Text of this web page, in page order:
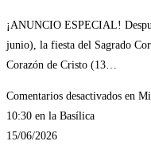
¡ANUNCIO ESPECIAL!
junio), la fiesta del Sagrado
Corazón de Cristo (13…
Comentarios desactivados en
10:30 en la Basílica
15/06/2026